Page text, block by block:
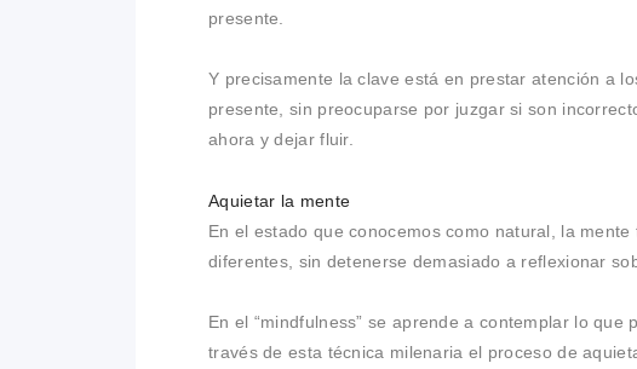
presente.
Y precisamente la clave está en prestar atención a
presente, sin preocuparse por juzgar si son
ahora y dejar fluir.
Aquietar la mente
En el estado que conocemos como natural, la
diferentes, sin detenerse demasiado a reflexionar
En el “mindfulness” se aprende a contemplar lo
través de esta técnica milenaria el proceso de